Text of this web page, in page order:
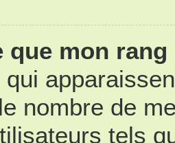
que mon
nombre de
tels